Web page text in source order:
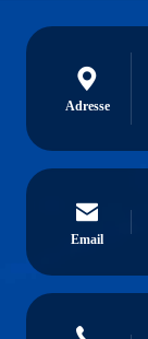
Adresse
Email